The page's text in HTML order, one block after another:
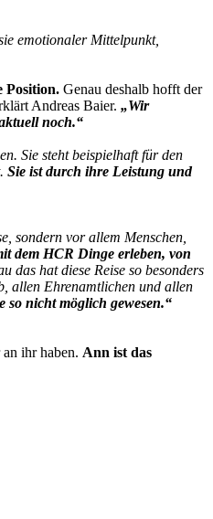
emotionaler Mittelpunkt,
Position. Genau deshalb hofft der
Andreas Baier. „Wir
noch.“
Sie steht beispielhaft für den
Sie ist durch ihre Leistung und
sondern vor allem Menschen,
dem HCR Dinge erleben, von
das hat diese Reise so besonders
allen Ehrenamtlichen und allen
nicht möglich gewesen.“
ihr haben. Ann ist das